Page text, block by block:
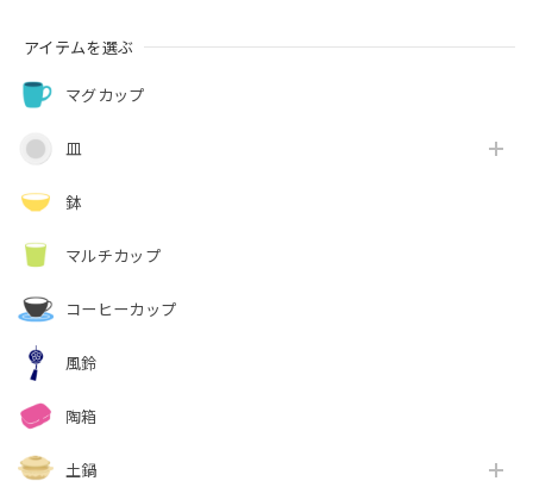
アイテムを選ぶ
マグカップ
皿
鉢
マルチカップ
コーヒーカップ
風鈴
陶箱
土鍋